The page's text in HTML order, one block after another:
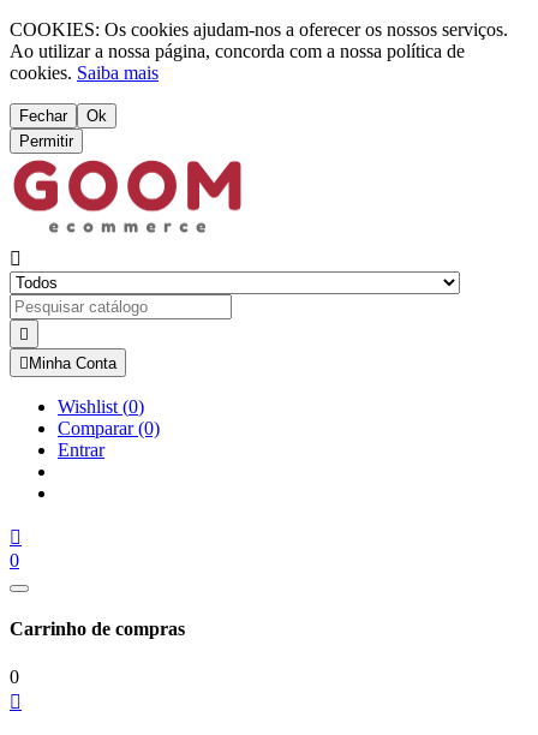
COOKIES: Os cookies ajudam-nos a oferecer os nossos serviços.
Ao utilizar a nossa página, concorda com a nossa política de
cookies. Saiba mais
Fechar
Ok
Permitir


 Minha Conta
Wishlist (0)
Comparar(0)
Entrar

0
Carrinho de compras
0
